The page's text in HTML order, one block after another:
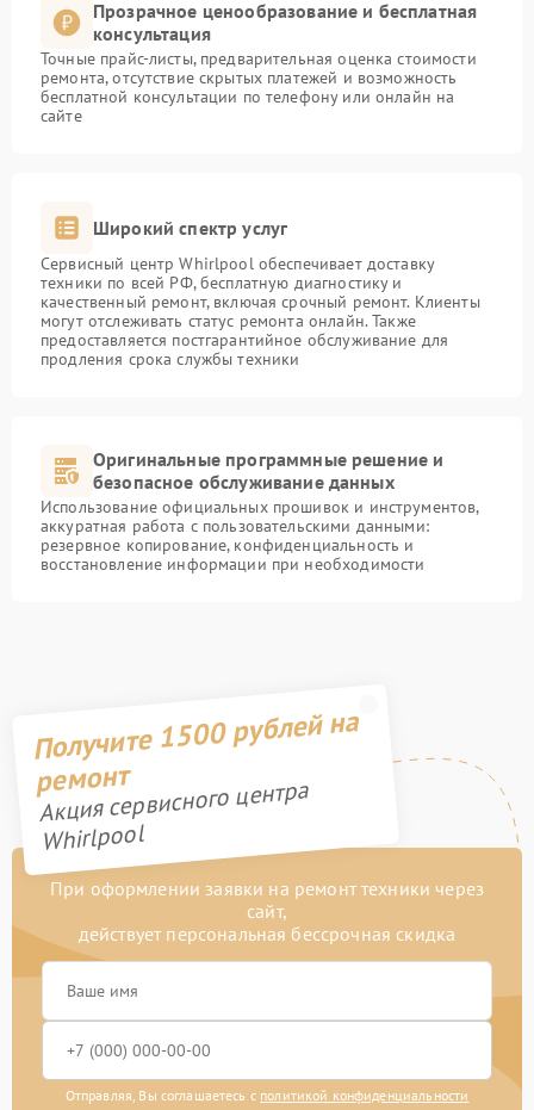
Прозрачное ценообразование и бесплатная
консультация
Точные прайс-листы, предварительная оценка стоимости
ремонта, отсутствие скрытых платежей и возможность
бесплатной консультации по телефону или онлайн на
сайте
Широкий спектр услуг
Сервисный центр Whirlpool обеспечивает доставку
техники по всей РФ, бесплатную диагностику и
качественный ремонт, включая срочный ремонт. Клиенты
могут отслеживать статус ремонта онлайн. Также
предоставляется постгарантийное обслуживание для
продления срока службы техники
Оригинальные программные решение и
безопасное обслуживание данных
Использование официальных прошивок и инструментов,
аккуратная работа с пользовательскими данными:
резервное копирование, конфиденциальность и
восстановление информации при необходимости
Получите 1500 рублей на
ремонт
Акция сервисного центра
Whirlpool
При оформлении заявки на ремонт техники через
сайт,
действует персональная бессрочная скидка
Отправляя, Вы соглашаетесь с политикой конфиденциальности